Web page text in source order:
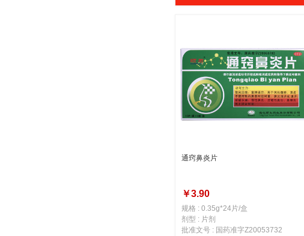
通窍鼻炎片
￥3.90
规格 : 0.35g*24片/盒
剂型 : 片剂
批准文号 : 国药准字Z20053732